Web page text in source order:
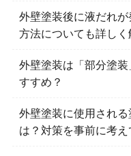
外壁塗装後に液だれ
方法についても詳しく
外壁塗装は「部分塗
すすめ？
外壁塗装に使用され
は？対策を事前に考え